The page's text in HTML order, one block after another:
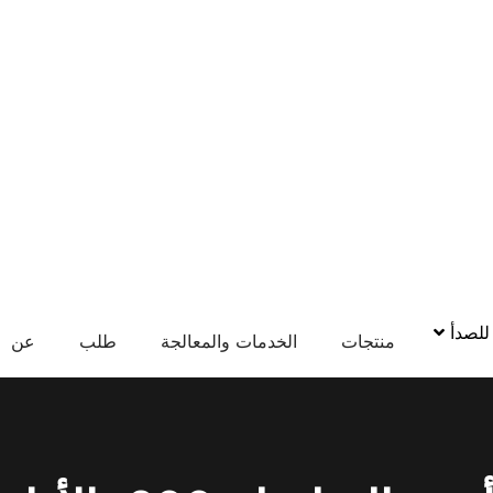
للصدأ منتجات الخدمات والمعالجة طلب عن